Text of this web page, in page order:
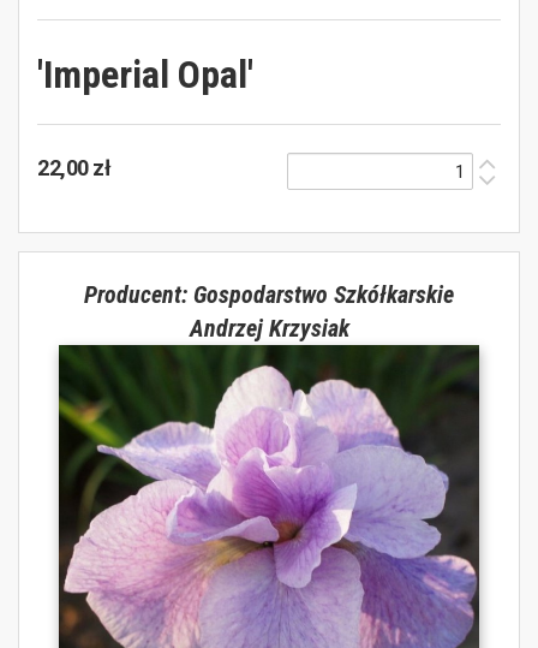
'Imperial Opal'
22,00 zł
Producent: Gospodarstwo Szkółkarskie
Andrzej Krzysiak